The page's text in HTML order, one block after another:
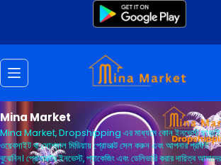
Mina Market
Mina Market, Dropshipping এর মাধ্যমে কোন ইনভেস্ট ছাড়াই
ওয়েবসাইট বা সোশ্যাল মিডিয়ায় প্রোডাক্ট সেল করুন এবং আপনার প্রফিট
বুঝেনিন। প্রোডাক্টের ইনভেস্ট, প্যাকেজিং এবং ডেলিভারি করার দায়িত্ব